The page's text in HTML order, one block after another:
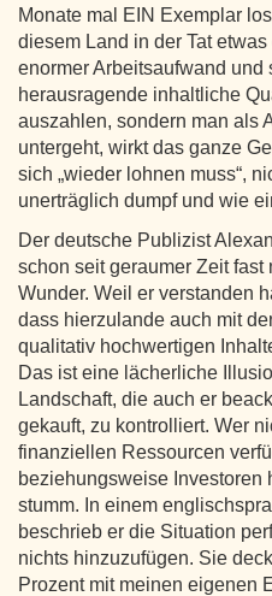
Monate mal EIN Exemplar
diesem Land in der Tat
enormer Arbeitsaufwand und
herausragende inhaltliche
auszahlen, sondern man als
untergeht, wirkt das ganze
sich „wieder lohnen muss“,
unerträglich dumpf und wie
Der deutsche Publizist
schon seit geraumer Zeit
Wunder. Weil er verstanden
dass hierzulande auch mit
qualitativ hochwertigen
Das ist eine lächerliche
Landschaft, die auch er
gekauft, zu kontrolliert. Wer
finanziellen Ressourcen
beziehungsweise Investoren
stumm. In einem
beschrieb er die Situation
nichts hinzuzufügen. Sie
Prozent mit meinen eigenen